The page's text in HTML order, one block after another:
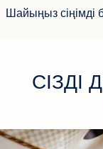
Шайыңыз сіңімді
СІЗДІ